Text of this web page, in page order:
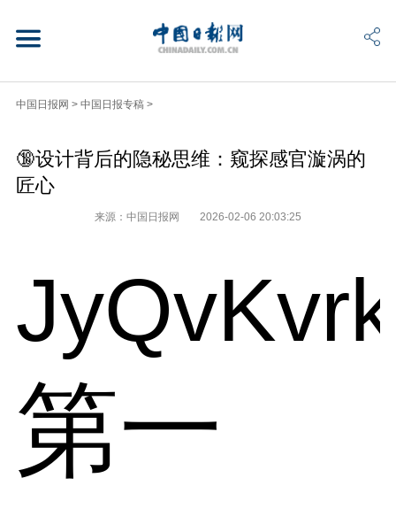
中国日报网 > 中国日报专稿 >
🔞设计背后的隐秘思维：窥探感官漩涡的
匠心
来源：中国日报网 2026-02-06 20:03:25
第一